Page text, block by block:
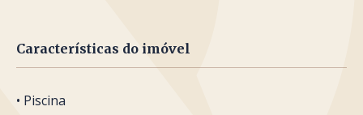
Características do imóvel
• Piscina